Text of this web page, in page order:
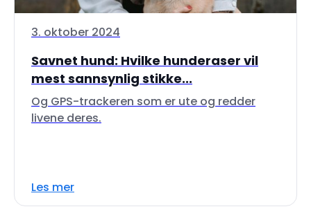
3. oktober 2024
Savnet hund: Hvilke hunderaser vil
mest sannsynlig stikke...
Og GPS-trackeren som er ute og redder
livene deres.
Les mer